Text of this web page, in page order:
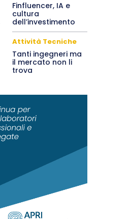
Finfluencer, IA e
cultura
dell’investimento
Attività Tecniche
Tanti ingegneri ma
il mercato non li
trova